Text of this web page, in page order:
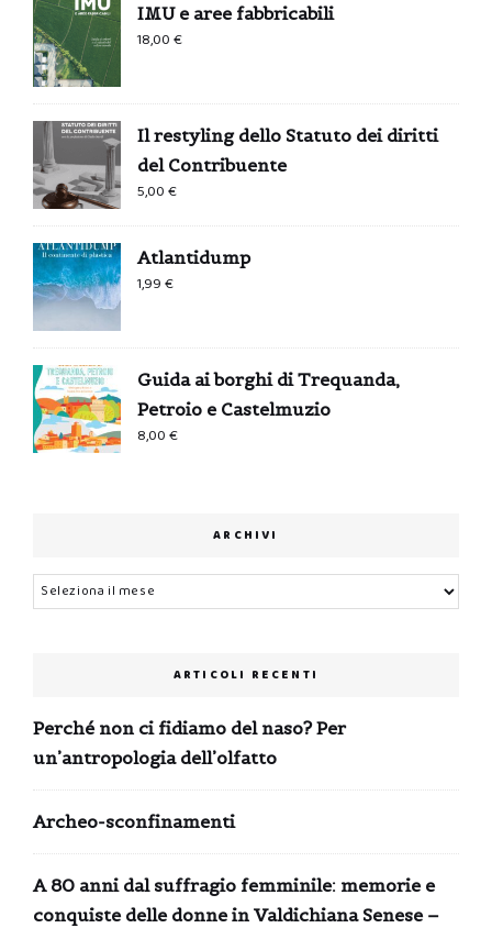
IMU e aree fabbricabili
18,00€
Il restyling dello Statuto dei diritti
del Contribuente
5,00€
Atlantidump
1,99€
Guida ai borghi di Trequanda,
Petroio e Castelmuzio
8,00€
ARCHIVI
Archivi
ARTICOLI RECENTI
Perché non ci fidiamo del naso? Per
un’antropologia dell’olfatto
Archeo-sconfinamenti
A 80 anni dal suffragio femminile: memorie e
conquiste delle donne in Valdichiana Senese –